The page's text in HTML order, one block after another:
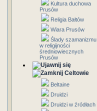
Kultura duchowa
Prusów
Religia Bałtów
Wiara Prusów
Ślady szamanizmu
w religijności
średniowiecznych
Prusów
Celtowie
Beltaine
Druidzi
Druidzi w źródłach